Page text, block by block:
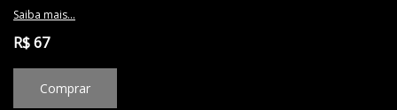
Saiba mais...
R$ 67
Comprar